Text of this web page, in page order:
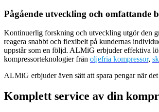
Pågående utveckling och omfattande
Kontinuerlig forskning och utveckling utgör den
reagera snabbt och flexibelt på kundernas
uppstår som en följd. ALMiG erbjuder effektiva
kompressorteknologier från oljefria kompressor,
ALMiG erbjuder även sätt att spara pengar när
Komplett service av din